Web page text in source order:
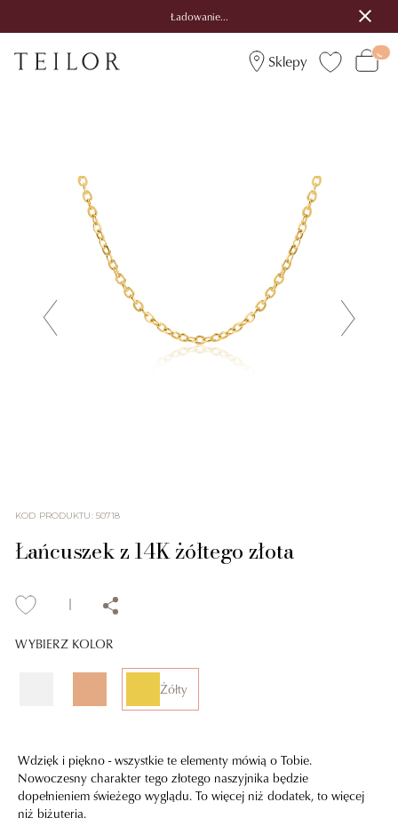
Ładowanie...
Sklepy
KOD PRODUKTU: 50718
Łańcuszek z 14K żółtego złota
WYBIERZ KOLOR
Żółty
Wdzięk i piękno - wszystkie te elementy mówią o Tobie.
Nowoczesny charakter tego złotego naszyjnika będzie
dopełnieniem świeżego wyglądu. To więcej niż dodatek, to więcej
niż biżuteria.